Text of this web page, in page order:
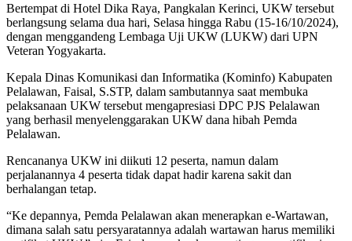
Bertempat di Hotel Dika Raya, Pangkalan Kerinci, UKW tersebut
berlangsung selama dua hari, Selasa hingga Rabu (15-16/10/2024),
dengan menggandeng Lembaga Uji UKW (LUKW) dari UPN
Veteran Yogyakarta.
Kepala Dinas Komunikasi dan Informatika (Kominfo) Kabupaten
Pelalawan, Faisal, S.STP, dalam sambutannya saat membuka
pelaksanaan UKW tersebut mengapresiasi DPC PJS Pelalawan
yang berhasil menyelenggarakan UKW dana hibah Pemda
Pelalawan.
Rencananya UKW ini diikuti 12 peserta, namun dalam
perjalanannya 4 peserta tidak dapat hadir karena sakit dan
berhalangan tetap.
“Ke depannya, Pemda Pelalawan akan menerapkan e-Wartawan,
dimana salah satu persyaratannya adalah wartawan harus memiliki